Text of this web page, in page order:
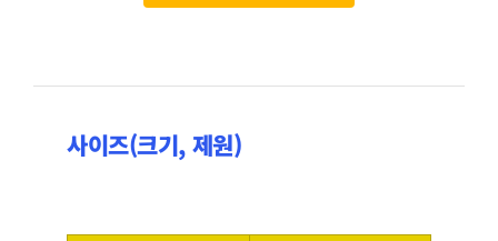
사이즈(크기, 제원)